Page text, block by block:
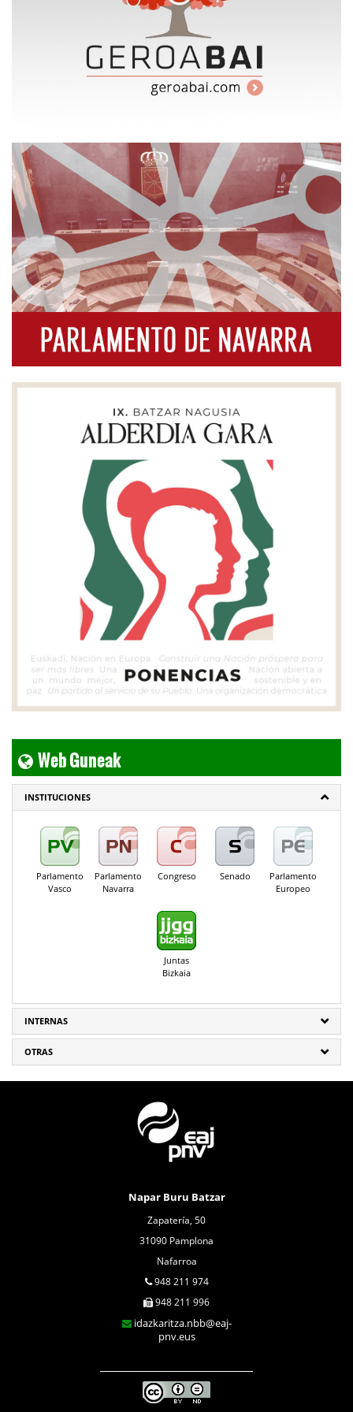
Web Guneak
INSTITUCIONES
Parlamento
Vasco
Parlamento
Navarra
Congreso Senado
Parlamento
Europeo
Juntas
Bizkaia
INTERNAS
OTRAS
Napar Buru Batzar
Zapatería, 50
31090 Pamplona
Nafarroa
948 211 974
948 211 996
idazkaritza.nbb@eaj-
pnv.eus